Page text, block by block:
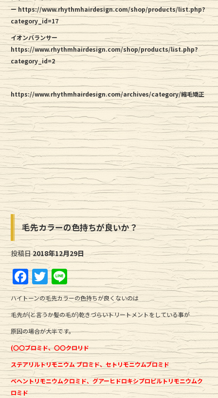
ー https://www.rhythmhairdesign.com/shop/products/list.php?
category_id=17
イオンバランサー
https://www.rhythmhairdesign.com/shop/products/list.php?
category_id=2
https://www.rhythmhairdesign.com/archives/category/縮毛矯正
毛先カラーの色持ちが良いか？
投稿日2018年12月29日
F
a
c
e
b
o
o
k
T
w
it
te
r
Li
n
e
ハイトーンの毛先カラーの色持ちが良くないのは
毛先が(と言うか髪の毛が)乾きづらいトリートメントをしている事が
原因の場合が大半です。
(〇〇ブロミド、〇〇クロリド
ステアリルトリモニウム ブロミド、セトリモニウムブロミド
ベヘントリモニウムクロミド、グアーヒドロキシプロピルトリモニウムク
ロミド